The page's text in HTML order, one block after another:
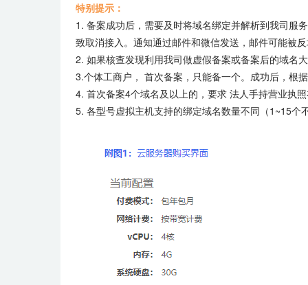
特别提示：
1. 备案成功后，需要及时将域名绑定并解析到我司服
致取消接入。通知通过邮件和微信发送，邮件可能被
2. 如果核查发现利用我司做虚假备案或备案后的域名
3.个体工商户， 首次备案，只能备一个。成功后，根
4. 首次备案4个域名及以上的，要求 法人手持营业执
5. 各型号虚拟主机支持的绑定域名数量不同（1~15